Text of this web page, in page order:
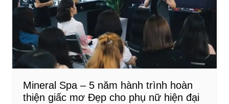
Mineral Spa – 5 năm hành trình hoàn
thiện giấc mơ Đẹp cho phụ nữ hiện đại